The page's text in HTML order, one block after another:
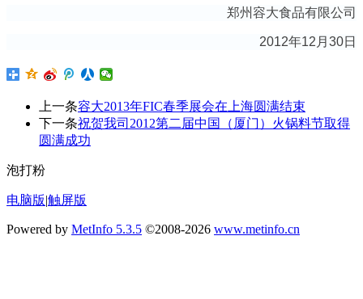
郑州容大食品有限公司
2012年12月30日
上一条容大2013年FIC春季展会在上海圆满结束
下一条祝贺我司2012第二届中国（厦门）火锅料节取得
圆满成功
泡打粉
电脑版|触屏版
Powered by MetInfo 5.3.5 ©2008-2026 www.metinfo.cn